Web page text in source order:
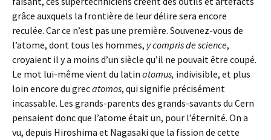
grâce auxquels la frontière de leur délire sera encore
reculée. Car ce n’est pas une première. Souvenez-vous de
l’atome, dont tous les hommes, y compris de science,
croyaient il y a moins d’un siècle qu’il ne pouvait être coupé.
Le mot lui-même vient du latin atomus, indivisible, et plus
loin encore du grecatomos, qui signifie précisément
incassable. Les grands-parents des grands-savants du Cern
pensaient donc que l’atome était un, pour l’éternité. On a
vu, depuis Hiroshima et Nagasaki que la fission de cette